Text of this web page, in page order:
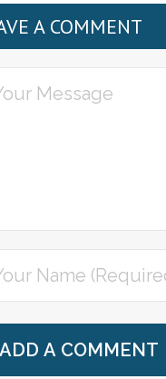
A COMMENT